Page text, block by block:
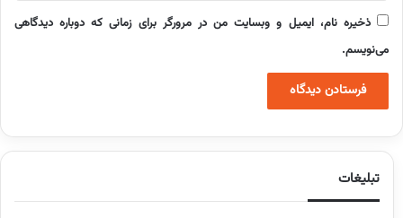
ذخیره نام، ایمیل و وبسایت من در مرورگر برای زمانی که دوباره دیدگاهی
می‌نویسم.
تبلیغات